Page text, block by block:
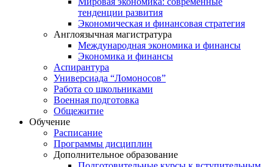
тенденции развития
Экономическая и финансовая стратегия
Англоязычная магистратура
Международная экономика и финансы
Экономика и финансы
Аспирантура
Универсиада “Ломоносов”
Работа со школьниками
Военная подготовка
Общежитие
Обучение
Расписание
Программы дисциплин
Дополнительное образование